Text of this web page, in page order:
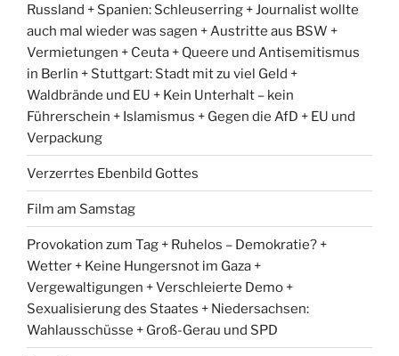
Russland + Spanien: Schleuserring + Journalist wollte
auch mal wieder was sagen + Austritte aus BSW +
Vermietungen + Ceuta + Queere und Antisemitismus
in Berlin + Stuttgart: Stadt mit zu viel Geld +
Waldbrände und EU + Kein Unterhalt – kein
Führerschein + Islamismus + Gegen die AfD + EU und
Verpackung
Verzerrtes Ebenbild Gottes
Film am Samstag
Provokation zum Tag + Ruhelos – Demokratie? +
Wetter + Keine Hungersnot im Gaza +
Vergewaltigungen + Verschleierte Demo +
Sexualisierung des Staates + Niedersachsen:
Wahlausschüsse + Groß-Gerau und SPD